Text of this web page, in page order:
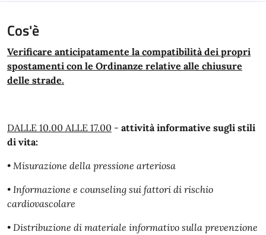
Cos'è
Verificare anticipatamente la compatibilità dei propri
spostamenti con le Ordinanze relative alle chiusure
delle strade.
DALLE 10.00 ALLE 17.00 - attività informative sugli stili
di vita:
• Misurazione della pressione arteriosa
• Informazione e counseling sui fattori di rischio
cardiovascolare
• Distribuzione di materiale informativo sulla prevenzione